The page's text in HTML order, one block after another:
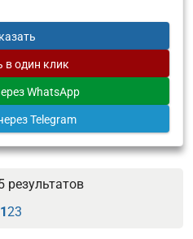
в один клик
WhatsApp
Telegram
результатов
123